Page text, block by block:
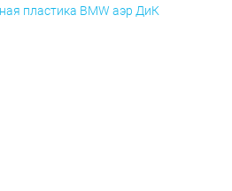
пластика BMW аэр ДиК